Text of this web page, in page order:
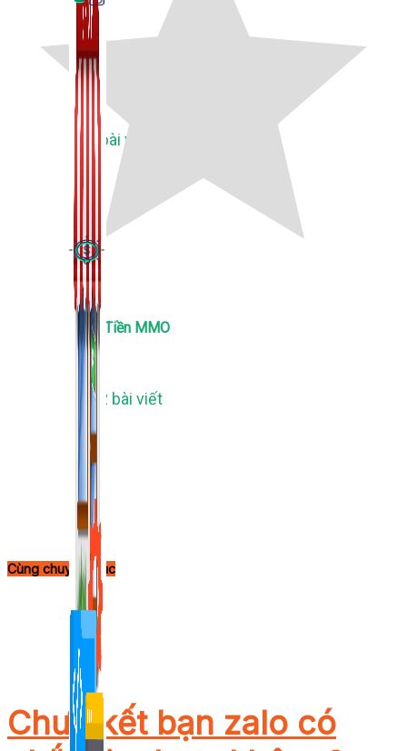
Thủ Thuật Facebook
536 bài viết
Kiếm Tiền MMO
1,422 bài viết
Cùng chuyên mục
Chưa kết bạn zalo có